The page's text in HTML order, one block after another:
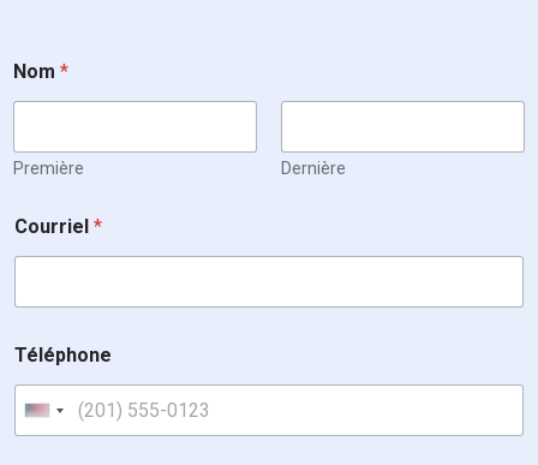
Nom *
Première Dernière
Courriel *
Téléphone
United States +1